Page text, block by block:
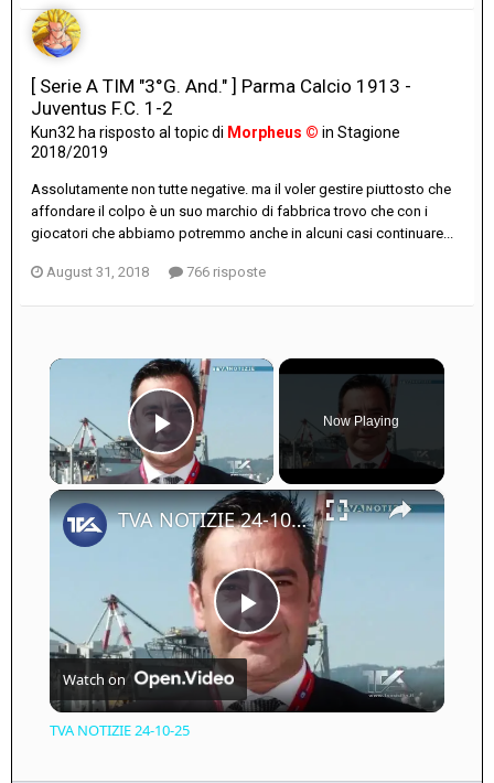
[ Serie A TIM "3°G. And." ] Parma Calcio 1913 -
Juventus F.C. 1-2
Kun32 ha risposto al topic di Morpheus © in Stagione
2018/2019
Assolutamente non tutte negative. ma il voler gestire piuttosto che
affondare il colpo è un suo marchio di fabbrica trovo che con i
giocatori che abbiamo potremmo anche in alcuni casi continuare...
August 31, 2018 766 risposte
×
Play Video
Now Playing
×
Play
Video
TVA NOTIZIE 24-10-25
Watch on
TVA NOTIZIE 24-10-25